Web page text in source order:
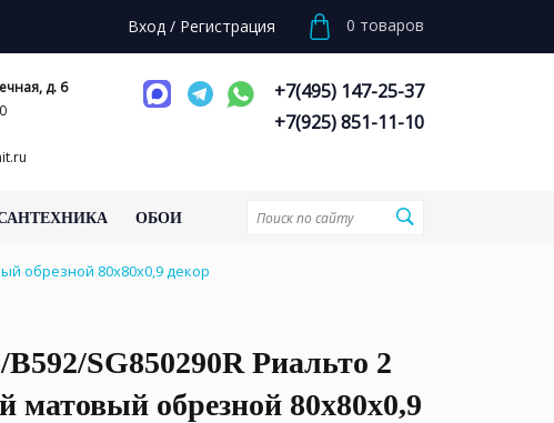
Вход / Регистрация 0 товаров
д. 6
+7(495) 147-25-37
+7(925) 851-11-10
ОБОИ
обрезной 80x80x0,9 декор
SG850290R Риальто 2
матовый обрезной 80x80x0,9